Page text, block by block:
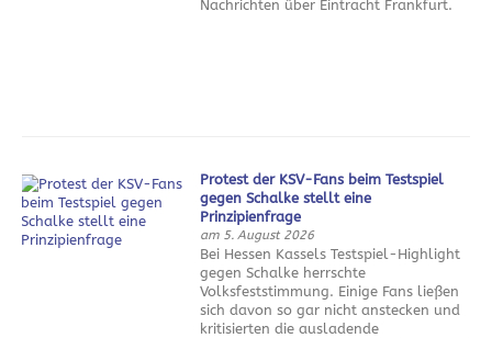
Nachrichten über Eintracht Frankfurt.
Protest der KSV-Fans beim Testspiel
gegen Schalke stellt eine
Prinzipienfrage
am 5. August 2026
Bei Hessen Kassels Testspiel-Highlight
gegen Schalke herrschte
Volksfeststimmung. Einige Fans ließen
sich davon so gar nicht anstecken und
kritisierten die ausladende